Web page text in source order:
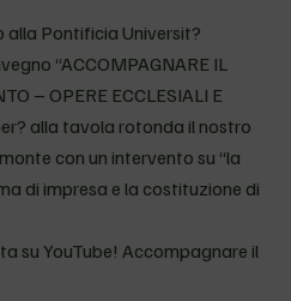
alla Pontificia Universit?
“ACCOMPAGNARE IL
– OPERE ECCLESIALI E
alla tavola rotonda il nostro
con un intervento su “la
di impresa e la costituzione di
su YouTube! Accompagnare il